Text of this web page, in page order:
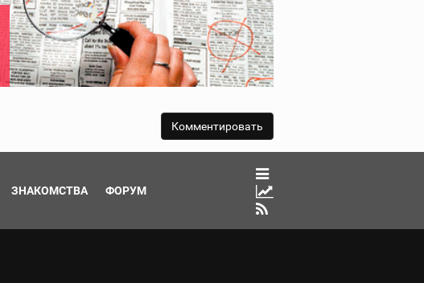
ЗНАКОМСТВА
ФОРУМ